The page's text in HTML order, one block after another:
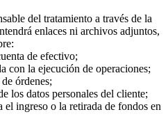
del tratamiento a través de la
enlaces ni archivos adjuntos,
de efectivo;
con la ejecución de operaciones;
órdenes;
los datos personales del cliente;
ingreso o la retirada de fondos en